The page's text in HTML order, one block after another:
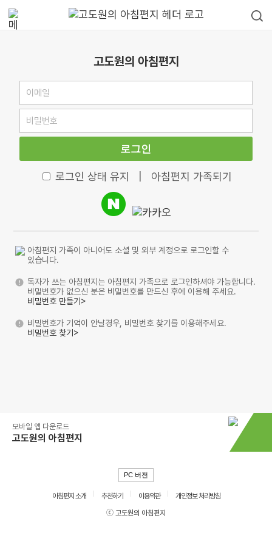
고도원의 아침편지
로그인
로그인 상태 유지 아침편지 가족되기
아침편지 가족이 아니어도 소셜 및 외부 계정으로 로그인할 수
있습니다.
독자가 쓰는 아침편지는 아침편지 가족으로 로그인하셔야 가능합니다.
비밀번호가 없으신 분은 비밀번호를 만드신 후에 이용해 주세요.
비밀번호 만들기>
비밀번호가 기억이 안날경우, 비밀번호 찾기를 이용해주세요.
비밀번호 찾기>
모바일 앱 다운로드
고도원의 아침편지
PC 버전
아침편지 소개 추천하기 이용약관
개인정보 처리방침
ⓒ 고도원의 아침편지